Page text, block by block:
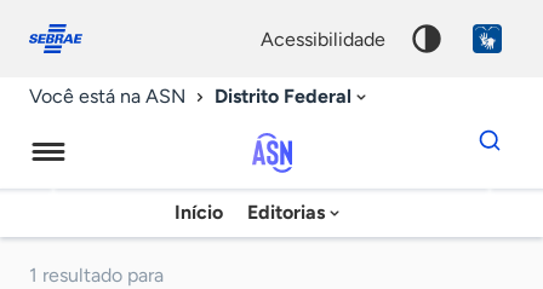
conosco
acessibilidade
Você está na ASN Distrito Federal
Agência
Sebrae
Início Editorias
Dados
para
chave
1 resultado para